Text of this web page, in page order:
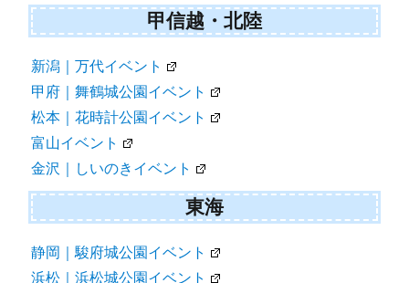
甲信越・北陸
新潟｜万代イベント
甲府｜舞鶴城公園イベント
松本｜花時計公園イベント
富山イベント
金沢｜しいのきイベント
東海
静岡｜駿府城公園イベント
浜松｜浜松城公園イベント